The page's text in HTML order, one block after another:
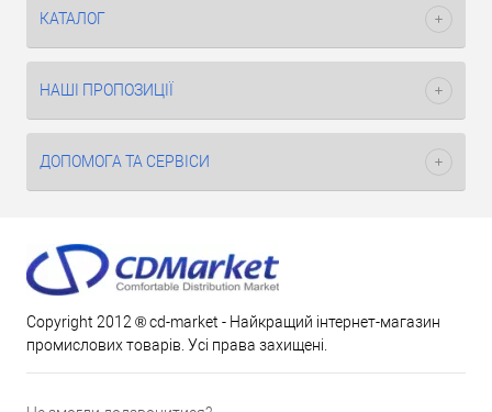
КАТАЛОГ
НАШІ ПРОПОЗИЦІЇ
ДОПОМОГА ТА СЕРВІСИ
Copyright 2012 ® cd-market - Найкращий інтернет-магазин
промислових товарів. Усі права захищені.